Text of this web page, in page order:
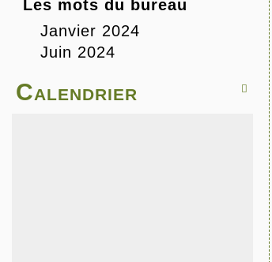
Les mots du bureau
Janvier 2024
Juin 2024

Calendrier